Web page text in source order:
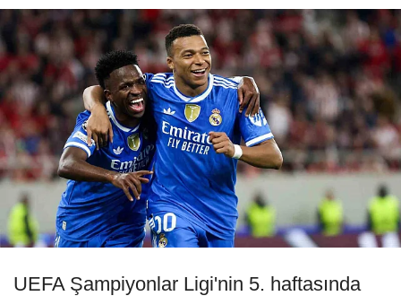
UEFA Şampiyonlar Ligi'nin 5. haftasında